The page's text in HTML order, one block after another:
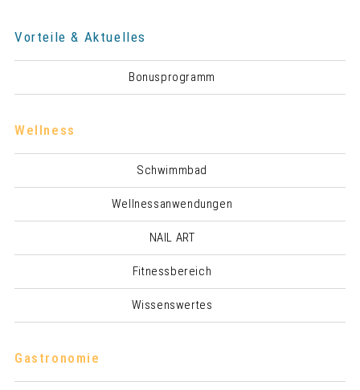
Vorteile & Aktuelles
Bonusprogramm
Wellness
Schwimmbad
Wellnessanwendungen
NAIL ART
Fitnessbereich
Wissenswertes
Gastronomie